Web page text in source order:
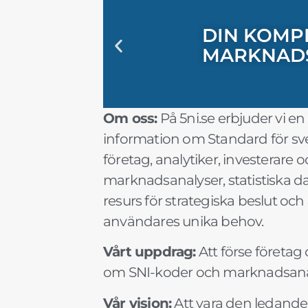
DIN
"SNI-SE:
"SNI-
SNI-
"SNI OCH
DIN
"SNI-SE:
"SNI-
SNI-
"SNI OCH
DIN
"SNI-SE:
"SNI-
SNI-
"SNI OCH
Om oss:På 5ni.se erbjuder vi
information om Standard för
företag, analytiker, investerare
marknadsanalyser, statistiska
resurs för strategiska beslut
användares unika behov.
Vårt uppdrag:Att förse företag
om SNI-koder och
Vår vision:Att vara den